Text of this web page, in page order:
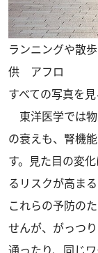
ランニングや散
供 アフロ
すべての写真を見
東洋医学では
の衰えも、腎機
す。見た目の変
るリスクが高ま
これらの予防の
せんが、がっつ